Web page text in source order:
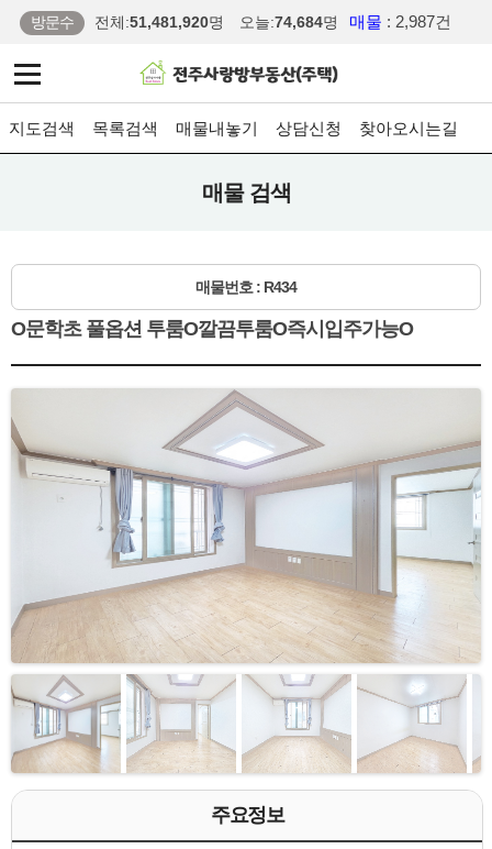
방문수 전체:51,481,920명 오늘:74,684명 매물 : 2,987건
지도검색 목록검색 매물내놓기 상담신청 찾아오시는길
매물 검색
매물번호 : R434
O문학초 풀옵션 투룸O깔끔투룸O즉시입주가능O
주요정보